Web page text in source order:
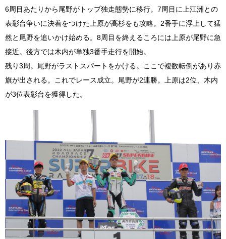
6周目あたりから尾野がトップ独走態勢に移行。7周目に上江洲との
表彰台争いに決着をつけた上原が高杉をも攻略。2番手に浮上して猛
然と尾野を追いかけ始める。8周目を終えるころには上原が尾野に急
接近。後方では木内が単独3番手走行を開始。
残り3周。尾野がラストスパートをかける。ここで複数転倒があり赤
旗が出される。これでレース成立。尾野が2連勝。上原は2位、木内
が3位表彰台を獲得した。